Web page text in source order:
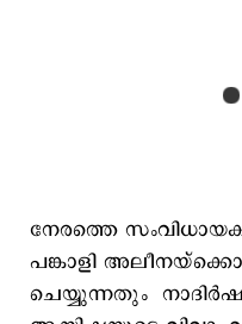
നേരത്തെ
പങ്കാളി
ചെയ്യുന്നതും